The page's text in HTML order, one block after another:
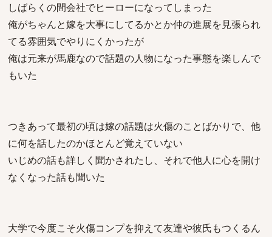
しばらくの間会社でヒーローになってしまった
俺がちゃんと嫁を大事にしてるかとか仲の進展を見張られ
てる雰囲気でやりにくかったが
俺は元来が馬鹿なので話題の人物になった事態を楽しんで
もいた
つきあって最初の頃は嫁の話題は火傷のことばかりで、他
に何を話したのかほとんど覚えていない
いじめの話も詳しく聞かされたし、それで他人に心を開け
なくなった話も聞いた
大学で今度こそ火傷コンプを抑えて友達や彼氏もつくるん